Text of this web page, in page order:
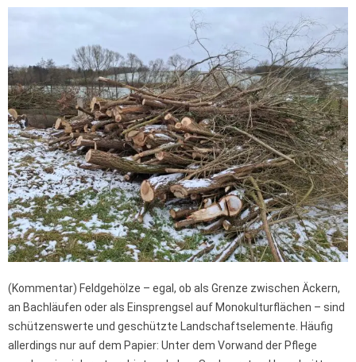
(Kommentar) Feldgehölze – egal, ob als Grenze zwischen Äckern,
an Bachläufen oder als Einsprengsel auf Monokulturflächen – sind
schützenswerte und geschützte Landschaftselemente. Häufig
allerdings nur auf dem Papier: Unter dem Vorwand der Pflege